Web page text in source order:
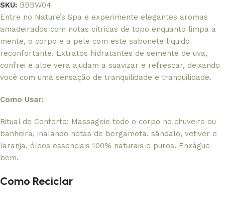
SKU: BBBW04
Entre no Nature’s Spa e experimente elegantes aromas
amadeirados com notas cítricas de topo enquanto limpa a
mente, o corpo e a pele com este sabonete líquido
reconfortante. Extratos hidratantes de semente de uva,
confrei e aloe vera ajudam a suavizar e refrescar, deixando
você com uma sensação de tranquilidade e tranquilidade.
Como Usar:
Ritual de Conforto: Massageie todo o corpo no chuveiro ou
banheira, inalando notas de bergamota, sândalo, vetiver e
laranja, óleos essenciais 100% naturais e puros. Enxágue
bem.
Como Reciclar